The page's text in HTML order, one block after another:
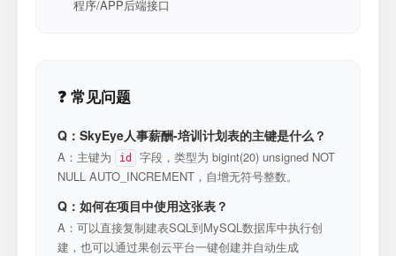
程序/APP后端接口
❓ 常见问题
Q：SkyEye人事薪酬-培训计划表的主键是什么？
A：主键为 id
字段，类型为 bigint(20) unsigned NOT
NULL AUTO_INCREMENT，自增无符号整数。
Q：如何在项目中使用这张表？
A：可以直接复制建表SQL到MySQL数据库中执行创
建，也可以通过果创云平台一键创建并自动生成